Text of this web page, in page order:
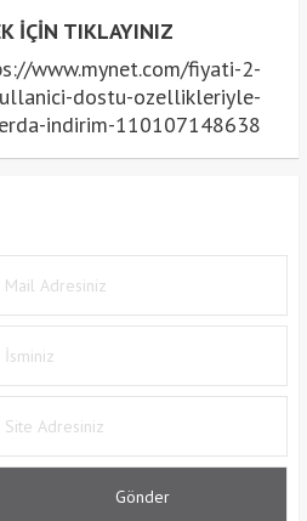
İÇİN TIKLAYINIZ
www.mynet.com/fiyati-2-
dostu-ozellikleriyle-
indirim-110107148638